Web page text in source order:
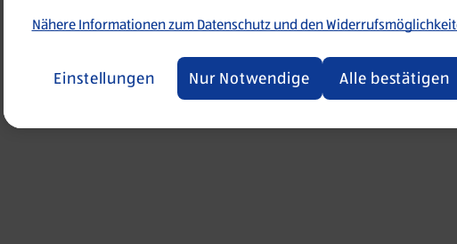
Nähere Informationen zum Datenschutz und den
Einstellungen Nur Notwendige Alle bestätigen